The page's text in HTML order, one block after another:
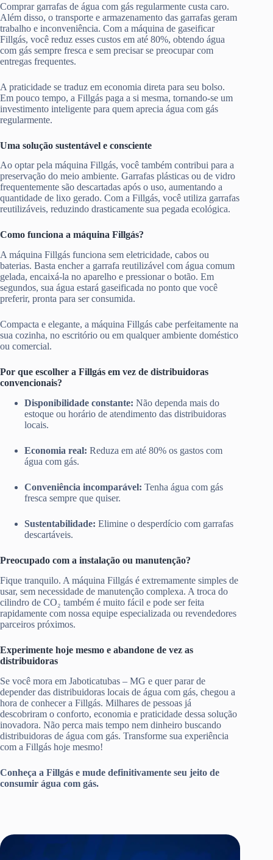
Comprar garrafas de água com gás regularmente custa caro.
Além disso, o transporte e armazenamento das garrafas geram
trabalho e inconveniência. Com a máquina de gaseificar
Fillgás, você reduz esses custos em até 80%, obtendo água
com gás sempre fresca e sem precisar se preocupar com
entregas frequentes.
A praticidade se traduz em economia direta para seu bolso.
Em pouco tempo, a Fillgás paga a si mesma, tornando-se um
investimento inteligente para quem aprecia água com gás
regularmente.
Uma solução sustentável e consciente
Ao optar pela máquina Fillgás, você também contribui para a
preservação do meio ambiente. Garrafas plásticas ou de vidro
frequentemente são descartadas após o uso, aumentando a
quantidade de lixo gerado. Com a Fillgás, você utiliza garrafas
reutilizáveis, reduzindo drasticamente sua pegada ecológica.
Como funciona a máquina Fillgás?
A máquina Fillgás funciona sem eletricidade, cabos ou
baterias. Basta encher a garrafa reutilizável com água comum
gelada, encaixá-la no aparelho e pressionar o botão. Em
segundos, sua água estará gaseificada no ponto que você
preferir, pronta para ser consumida.
Compacta e elegante, a máquina Fillgás cabe perfeitamente na
sua cozinha, no escritório ou em qualquer ambiente doméstico
ou comercial.
Por que escolher a Fillgás em vez de distribuidoras
convencionais?
Disponibilidade constante: Não dependa mais do
estoque ou horário de atendimento das distribuidoras
locais.
Economia real: Reduza em até 80% os gastos com
água com gás.
Conveniência incomparável: Tenha água com gás
fresca sempre que quiser.
Sustentabilidade: Elimine o desperdício com garrafas
descartáveis.
Preocupado com a instalação ou manutenção?
Fique tranquilo. A máquina Fillgás é extremamente simples de
usar, sem necessidade de manutenção complexa. A troca do
cilindro de CO₂ também é muito fácil e pode ser feita
rapidamente com nossa equipe especializada ou revendedores
parceiros próximos.
Experimente hoje mesmo e abandone de vez as
distribuidoras
Se você mora em Jaboticatubas – MG e quer parar de
depender das distribuidoras locais de água com gás, chegou a
hora de conhecer a Fillgás. Milhares de pessoas já
descobriram o conforto, economia e praticidade dessa solução
inovadora. Não perca mais tempo nem dinheiro buscando
distribuidoras de água com gás. Transforme sua experiência
com a Fillgás hoje mesmo!
Conheça a Fillgás e mude definitivamente seu jeito de
consumir água com gás.